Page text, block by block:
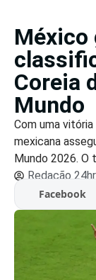
México
Coreia
Mundo
Com uma
mexicana
Mundo 2026. O
Redação
Facebook